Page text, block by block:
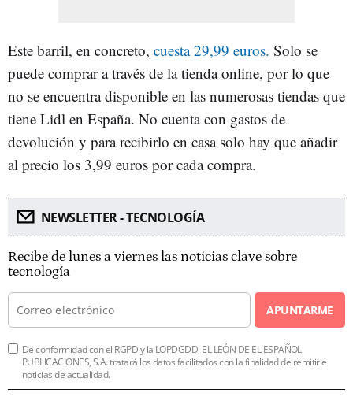
Este barril, en concreto, cuesta 29,99 euros. Solo se
puede comprar a través de la tienda online, por lo que
no se encuentra disponible en las numerosas tiendas que
tiene Lidl en España. No cuenta con gastos de
devolución y para recibirlo en casa solo hay que añadir
al precio los 3,99 euros por cada compra.
NEWSLETTER - TECNOLOGÍA
Recibe de lunes a viernes las noticias clave sobre
tecnología
APUNTARME
De conformidad con el RGPD y la LOPDGDD, EL LEÓN DE EL ESPAÑOL
PUBLICACIONES, S.A. tratará los datos facilitados con la finalidad de remitirle
noticias de actualidad.